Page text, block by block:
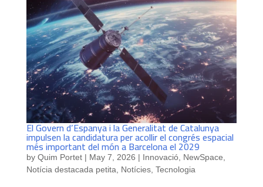
El Govern d’Espanya i la Generalitat de Catalunya
impulsen la candidatura per acollir el congrés espacial
més important del món a Barcelona el 2029
by Quim Portet| May 7, 2026 | Innovació, NewSpace
Notícia destacada petita
Notícies, Tecnologia